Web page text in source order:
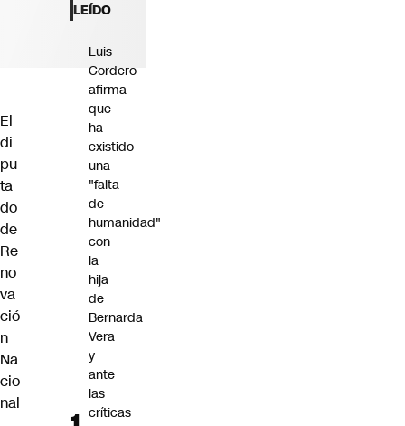
El
di
pu
ta
do
de
Re
no
va
ció
n
Na
cio
nal
LEÍDO
Luis
Cordero
afirma
que
ha
existido
una
"falta
de
humanidad"
con
la
hija
de
Bernarda
Vera
y
ante
las
críticas